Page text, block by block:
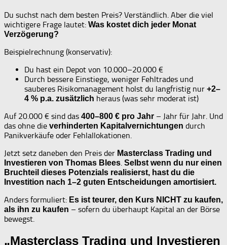
Du suchst nach dem besten Preis? Verständlich. Aber die viel
wichtigere Frage lautet: Was kostet dich jeder Monat
Verzögerung?
Beispielrechnung (konservativ):
Du hast ein Depot von 10.000–20.000 €
Durch bessere Einstiege, weniger Fehltrades und
sauberes Risikomanagement holst du langfristig nur +2–
4 % p.a. zusätzlich heraus (was sehr moderat ist)
Auf 20.000 € sind das 400–800 € pro Jahr – Jahr für Jahr. Und
das ohne die verhinderten Kapitalvernichtungen durch
Panikverkäufe oder Fehlallokationen.
Jetzt setz daneben den Preis der Masterclass Trading und
Investieren von Thomas Blees Selbst wenn du nur einen
Bruchteil dieses Potenzials realisierst, hast du die
Investition nach 1–2 guten Entscheidungen amortisiert.
Anders formuliert: Es ist teurer, den Kurs NICHT zu kaufen,
als ihn zu kaufen – sofern du überhaupt Kapital an der Börse
bewegst.
„Masterclass Trading und Investieren